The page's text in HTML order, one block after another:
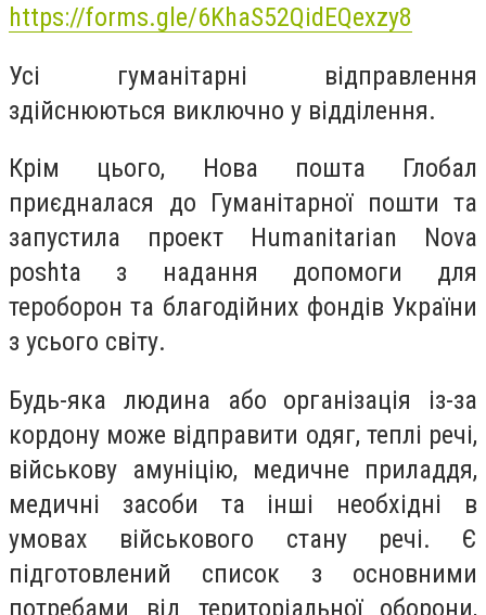
https://forms.gle/6KhaS52QidEQexzy8
Усі гуманітарні відправлення
здійснюються виключно у відділення.
Крім цього, Нова пошта Глобал
приєдналася до Гуманітарної пошти та
запустила проект Humanitarian Nova
рoshta з надання допомоги для
тероборон та благодійних фондів України
з усього світу.
Будь-яка людина або організація із-за
кордону може відправити одяг, теплі речі,
військову амуніцію, медичне приладдя,
медичні засоби та інші необхідні в
умовах військового стану речі. Є
підготовлений список з основними
потребами від територіальної оборони,